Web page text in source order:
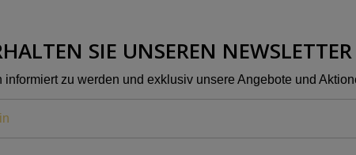
SIE UNSEREN NEWSLETTER
informiert zu werden und exklusiv unsere Angebote und